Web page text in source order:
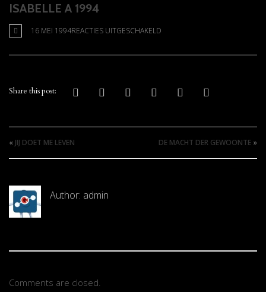
ISABELLE A 1994
16 MEI 1994REACTIES UITGESCHAKELD
A
Share this post:
« JIJ DOET ME LEVEN DE MACHT DER GEWOONTE »
Author: admin
Comments are closed.